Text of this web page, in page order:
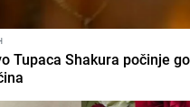
Tupaca Shakura počinje